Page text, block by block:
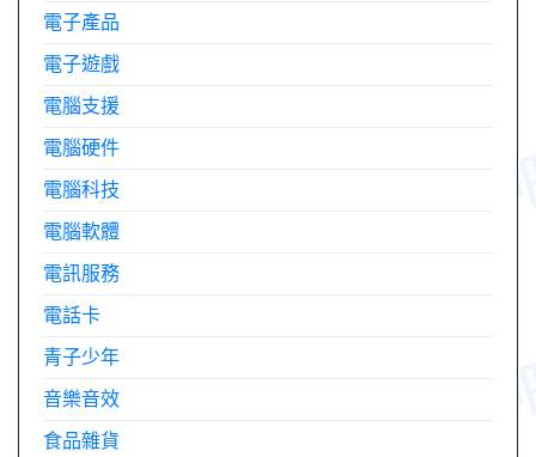
電子產品
電子遊戲
電腦支援
電腦硬件
電腦科技
電腦軟體
電訊服務
電話卡
青子少年
音樂音效
食品雜貨